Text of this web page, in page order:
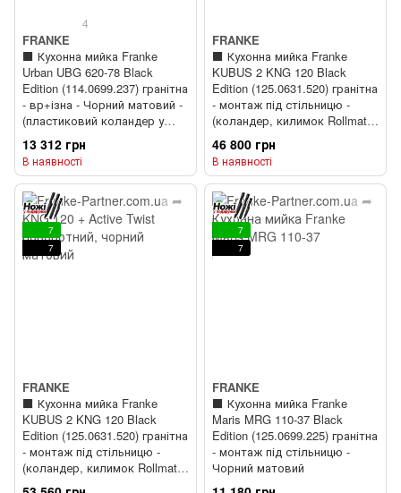
4
FRANKE
⬛️ Кухонна мийка Franke
Urban UBG 620-78 Black
Edition (114.0699.237) гранітна
- вр+ізна - Чорний матовий -
(пластиковий коландер у
комлекті)
13 312 грн
В наявності
FRANKE
⬛️ Кухонна мийка Franke
KUBUS 2 KNG 120 Black
Edition (125.0631.520) гранітна
- монтаж під стільницю -
(коландер, килимок Rollmat,
аксесуари Color Line у
комплекті) + ⬛️ Кухонний
змішувач Franke Active Twist
(115.0669.768) Чорний
матовий
46 800 грн
В наявності
7
7
FRANKE
⬛️ Кухонна мийка Franke
KUBUS 2 KNG 120 Black
Edition (125.0631.520) гранітна
- монтаж під стільницю -
(коландер, килимок Rollmat,
аксесуари Color Line у
7
7
FRANKE
⬛️ Кухонна мийка Franke
Maris MRG 110-37 Black
Edition (125.0699.225) гранітна
- монтаж під стільницю -
Чорний матовий